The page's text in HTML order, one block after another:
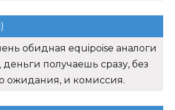
обидная equipoise аналоги
получаешь сразу, без
ожидания, и комиссия.